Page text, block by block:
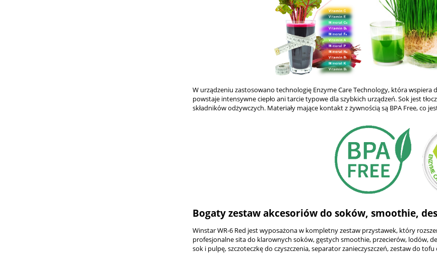
W urządzeniu zastosowano technologię Enzyme Care Technology, która
powstaje intensywne ciepło ani tarcie typowe dla szybkich urządzeń. Sok jest
składników odżywczych. Materiały mające kontakt z żywnością są BPA Free, co
Bogaty zestaw akcesoriów do soków, smoothie,
Winstar WR-6 Red jest wyposażona w kompletny zestaw przystawek, który
profesjonalne sita do klarownych soków, gęstych smoothie, przecierów, lodów,
sok i pulpę, szczoteczkę do czyszczenia, separator zanieczyszczeń, zestaw do